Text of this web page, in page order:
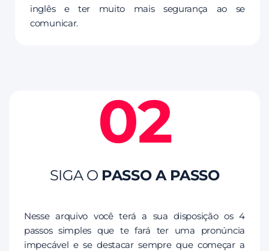
inglês e ter muito mais segurança ao se
comunicar.
02
SIGA O PASSO A PASSO
Nesse arquivo você terá a sua disposição os 4
passos simples que te fará ter uma pronúncia
impecável e se destacar sempre que começar a